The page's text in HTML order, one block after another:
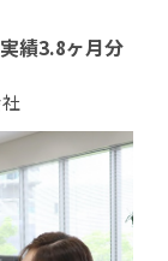
績3.8ヶ月分